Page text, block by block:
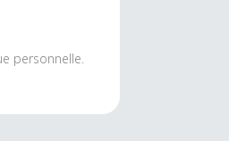
personnelle.